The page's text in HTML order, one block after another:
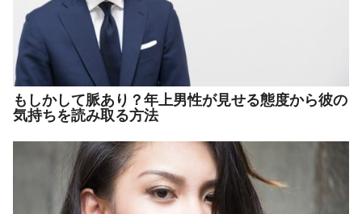
もしかして脈あり？年上男性が見せる態度から彼の
気持ちを読み取る方法